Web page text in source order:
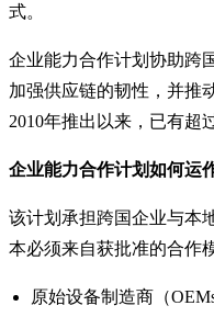
式。
企业能力合作计划协助跨
加强供应链的韧性，并推
2010年推出以来，已有超
企业能力合作计划如何运
该计划承担跨国企业与本
本必须来自获批准的合作
原始设备制造商（